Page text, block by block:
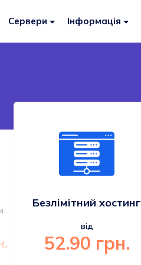
Сервери Інформація
Безлімітний хостинг
від
52.90 грн.